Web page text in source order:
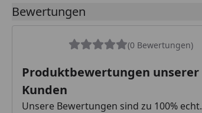
Bewertungen
(0 Bewertungen)
Produktbewertungen unserer
Kunden
Unsere Bewertungen sind zu 100% echt.